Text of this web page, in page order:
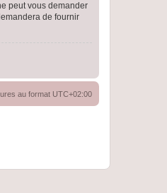
peut vous demander
de fournir
au format UTC+02:00